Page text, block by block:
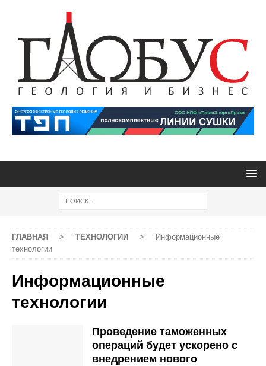
ГЛАВНАЯ > ТЕХНОЛОГИИ >
Информационные
технологии
Информационные
технологии
Проведение таможенных
операций будет ускорено с
внедрением нового